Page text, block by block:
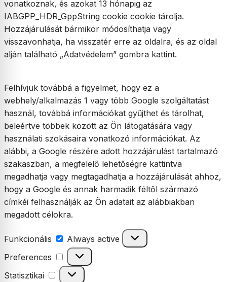
vonatkoznak, és azokat 13 hónapig az
IABGPP_HDR_GppString cookie cookie tárolja.
Hozzájárulását bármikor módosíthatja vagy
visszavonhatja, ha visszatér erre az oldalra, és az oldal
alján található „Adatvédelem” gombra kattint.
Felhívjuk továbbá a figyelmet, hogy ez a
webhely/alkalmazás 1 vagy több Google szolgáltatást
használ, továbbá információkat gyűjthet és tárolhat,
beleértve többek között az Ön látogatására vagy
használati szokásaira vonatkozó információkat. Az
alábbi, a Google részére adott hozzájárulást tartalmazó
szakaszban, a megfelelő lehetőségre kattintva
megadhatja vagy megtagadhatja a hozzájárulását ahhoz,
hogy a Google és annak harmadik féltől származó
címkéi felhasználják az Ön adatait az alábbiakban
megadott célokra.
Funkcionális Funkcionális
Always active
Preferences
Preferences
Statisztikai Statisztikai